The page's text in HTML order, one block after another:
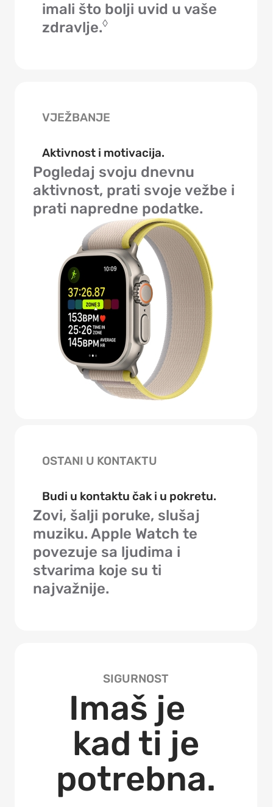
imali što bolji uvid u vaše
zdravlje.◊
VJEŽBANJE
Aktivnost i motivacija.
Pogledaj svoju dnevnu
aktivnost, prati svoje vežbe i
prati napredne podatke.
OSTANI U KONTAKTU
Budi u kontaktu čak i u pokretu.
Zovi, šalji poruke, slušaj
muziku. Apple Watch te
povezuje sa ljudima i
stvarima koje su ti
najvažnije.
SIGURNOST
Imaš je
kad ti je
potrebna.